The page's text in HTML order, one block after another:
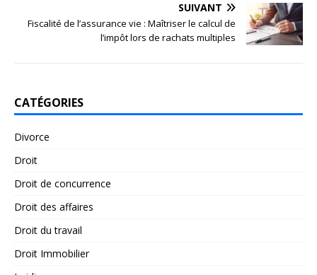
SUIVANT
Fiscalité de l’assurance vie : Maîtriser le calcul de
l’impôt lors de rachats multiples
CATÉGORIES
Divorce
Droit
Droit de concurrence
Droit des affaires
Droit du travail
Droit Immobilier